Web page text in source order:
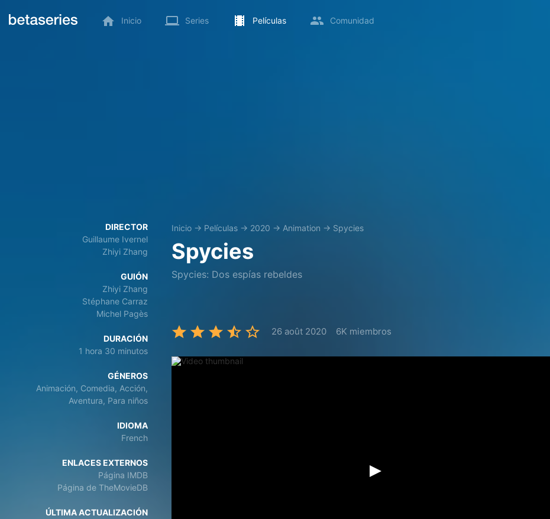
Inicio Series Películas Comunidad
DIRECTOR
Guillaume Ivernel
Zhiyi Zhang
GUIÓN
Zhiyi Zhang
Stéphane Carraz
Michel Pagès
DURACIÓN
1 hora 30 minutos
GÉNEROS
Animación, Comedia, Acción,
Aventura, Para niños
IDIOMA
French
ENLACES EXTERNOS
Página IMDB
Página de TheMovieDB
ÚLTIMA ACTUALIZACIÓN
Inicio → Películas → 2020 → Animation → Spycies
Spycies
Spycies: Dos espías rebeldes
26 août 2020 6K miembros